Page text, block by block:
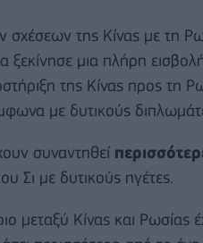
της Κίνας με τη
ξεκίνησε μια πλήρη
της Κίνας προς τη
με δυτικούς
συναντηθεί
Σι με δυτικούς ηγέτες.
μεταξύ Κίνας και